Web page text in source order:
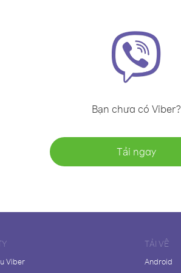
Bạn chưa có Viber?
Tải ngay
Viber
TẢI VỀ
Android